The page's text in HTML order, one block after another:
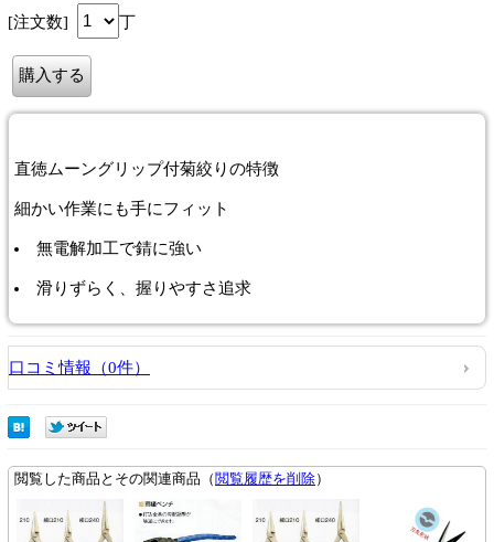
[注文数]
丁
直徳ムーングリップ付菊絞りの特徴
細かい作業にも手にフィット
無電解加工で錆に強い
滑りずらく、握りやすさ追求
口コミ情報（0件）